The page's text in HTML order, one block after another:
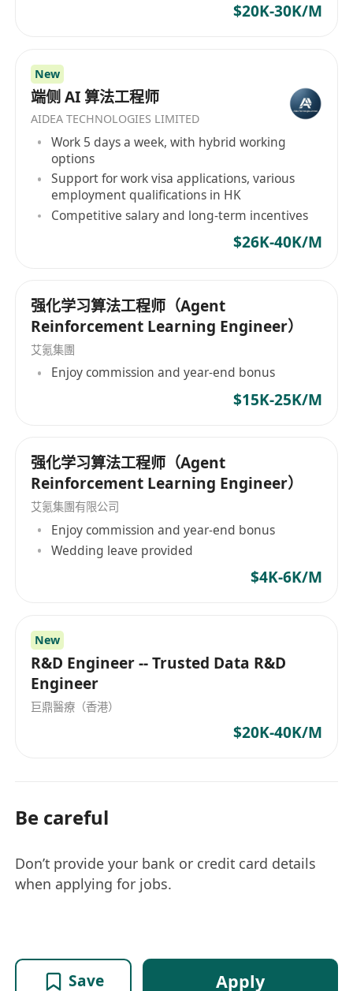
$20K-30K/M
New
端侧 AI 算法工程师
AIDEA TECHNOLOGIES LIMITED
Work 5 days a week, with hybrid working
options
Support for work visa applications, various
employment qualifications in HK
Competitive salary and long-term incentives
$26K-40K/M
强化学习算法工程师（Agent
Reinforcement Learning Engineer）
艾氪集團
Enjoy commission and year-end bonus
$15K-25K/M
强化学习算法工程师（Agent
Reinforcement Learning Engineer）
艾氪集團有限公司
Enjoy commission and year-end bonus
Wedding leave provided
$4K-6K/M
New
R&D Engineer -- Trusted Data R&D
Engineer
巨鼎醫療（香港）
$20K-40K/M
Be careful
Don’t provide your bank or credit card details
when applying for jobs.
Save Apply